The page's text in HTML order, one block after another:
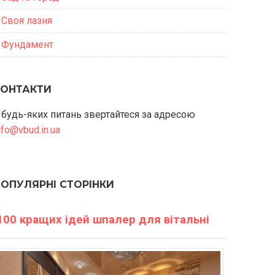
Своя лазня
Фундамент
яких питань звертайтеся за адресою
СТОРІНКИ
кращих ідей шпалер для вітальні